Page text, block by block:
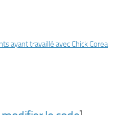
ayant travaillé avec Chick Corea